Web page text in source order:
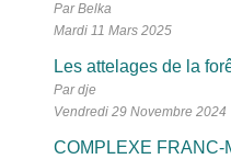
Par Belka
Mardi 11 Mars 2025
Les attelages de la
Par dje
Vendredi 29 Novembre 2024
COMPLEXE FRANC-